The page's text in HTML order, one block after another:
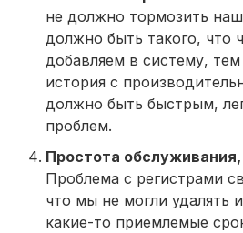
не должно тормозить
должно быть такого, что
добавляем в систему,
история с
должно быть быстрым,
проблем.
Простота
Проблема с регистрами
что мы не могли удалять
какие-то приемлемые